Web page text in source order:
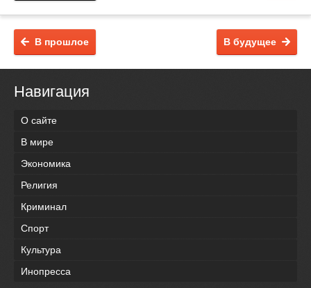
В будущее
В прошлое
Навигация
О сайте
В мире
Экономика
Религия
Криминал
Спорт
Культура
Инопресса